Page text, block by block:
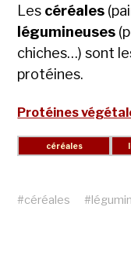
Les céréales
légumineuses
chiches…) sont
protéines.
Protéines
#céréales #